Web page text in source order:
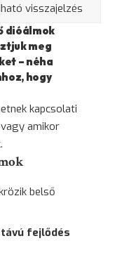
visszajelzés
dióálmok
meg
– néha
hogy
kapcsolati
amikor
belső
fejlődés